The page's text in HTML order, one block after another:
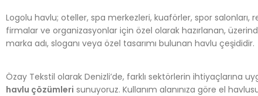
Logolu havlu; oteller, spa merkezleri, kuaförler, spor salonları,
firmalar ve organizasyonlar için özel olarak hazırlanan,
marka adı, sloganı veya özel tasarımı bulunan havlu çeşididir.
Özay Tekstil olarak Denizli’de, farklı sektörlerin ihtiyaçlarına
havlu çözümleri sunuyoruz. Kullanım alanınıza göre el